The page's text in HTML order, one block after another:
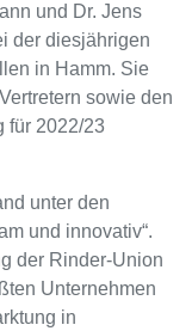
und Dr. Jens
der diesjährigen
in Hamm. Sie
sowie den
für 2022/23
unter den
und innovativ“.
der Rinder-Union
Unternehmen
in